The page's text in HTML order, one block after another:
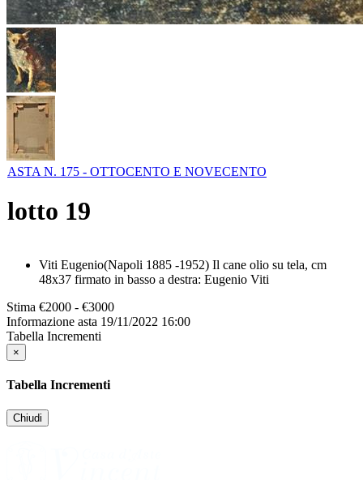
ASTA N. 175 - OTTOCENTO E NOVECENTO
lotto 19
Viti Eugenio(Napoli 1885 -1952) Il cane olio su tela, cm
48x37 firmato in basso a destra: Eugenio Viti
Stima €2000 - €3000
Informazione asta 19/11/2022 16:00
Tabella Incrementi
×
Tabella Incrementi
Chiudi